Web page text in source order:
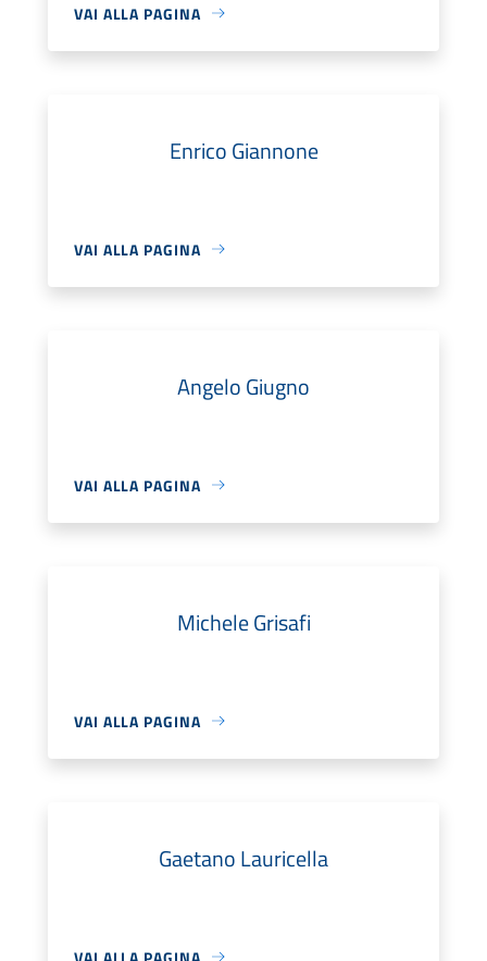
VAI ALLA PAGINA
Enrico Giannone
VAI ALLA PAGINA
Angelo Giugno
VAI ALLA PAGINA
Michele Grisafi
VAI ALLA PAGINA
Gaetano Lauricella